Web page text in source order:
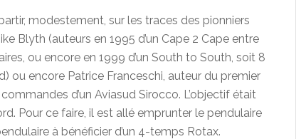
modestement, sur les traces des pionniers
Blyth (auteurs en 1995 d’un Cape 2 Cape entre
ou encore en 1999 d’un South to South, soit 8
ou encore Patrice Franceschi, auteur du premier
d’un Aviasud Sirocco. L’objectif était
Pour ce faire, il est allé emprunter le pendulaire
à bénéficier d’un 4-temps Rotax.